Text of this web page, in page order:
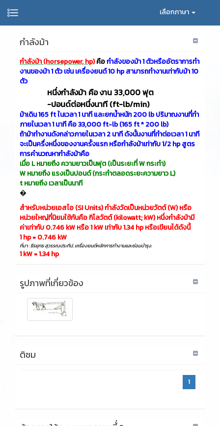
เลือกภาษา
กำลังม้า
กำลังม้า (horsepower, hp)คือกำลังของม้า 1 ตัวหรืออัตราการทำ
งานของม้า 1 ตัว เช่น เครื่องยนต์ 10 hp สามารถทำงานเท่ากับม้า 10
ตัว
หนึ่งกำลังม้า คือ งาน 33,000 ฟุต
-ปอนด์ต่อหนึ่งนาที (ft-lb/min)
ม้าเดิน 165 ft ในเวลา 1 นาที และยกน้ำหนัก 200 lb ปริมาณงานที่ทำ
ภายในเวลา 1 นาที คือ 33,000 ft-lb (165 ft * 200 lb)
ถ้าม้าทำงานดังกล่าวภายในเวลา 2 นาที ดังนั้นงานที่ทำต่อเวลา 1 นาที
จะเป็นครื่งหนึ่งของงานครั้งแรก หรือกำลังม้าเท่ากับ 1/2 hp สูตร
การคำนวณหากำลังม้าคือ
เมื่อ L หมายถึงความยาวเป็นฟุต (เป็นระยะที่ W กระทำ)
W หมายถึงแรงเป็นปอนด์ (กระทำตลอดระยะความยาว L)
t หมายถึงเวลาเป็นนาที
�
สำหรับหน่วยเอสไอ (SI Units) กำลังวัดเป็นหน่วยวัตต์ (W) หรือ
หน่วยใหญ่ที่นิยมใช้กันคือ กิโลวัตต์ (kilowatt; kW) หนึ่งกำลังม้ามี
ค่าเท่ากับ 0.746 kW หรือ 1 kW เท่ากับ 1.34 hp หรือเขียนได้ดังนี้
1 hp = 0.746 kW
ที่มา : ธีรยุทธ สุวรรณประทีป, เครื่องยนต์หลักการทำงานและซ่อมบำรุง.
1 kW = 1.34 hp
รูปภาพที่เกี่ยวข้อง
ติชม
1